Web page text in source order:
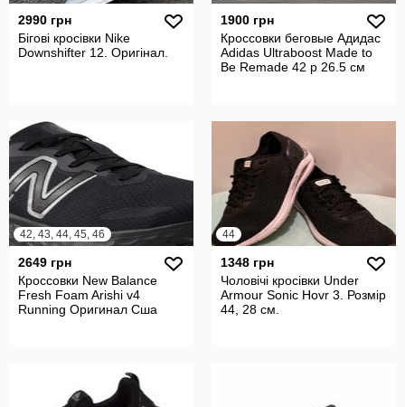
2990 грн
Бігові кросівки Nike
Downshifter 12. Оригінал.
1900 грн
Кроссовки беговые Адидас
Adidas Ultraboost Made to
Be Remade 42 р 26.5 см
42, 43, 44, 45, 46
2649 грн
Кроссовки New Balance
Fresh Foam Arishi v4
Running Оригинал Сша
44
1348 грн
Чоловічі кросівки Under
Armour Sonic Hovr 3. Розмір
44, 28 см.